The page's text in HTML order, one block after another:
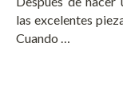
las excelentes
Cuando …